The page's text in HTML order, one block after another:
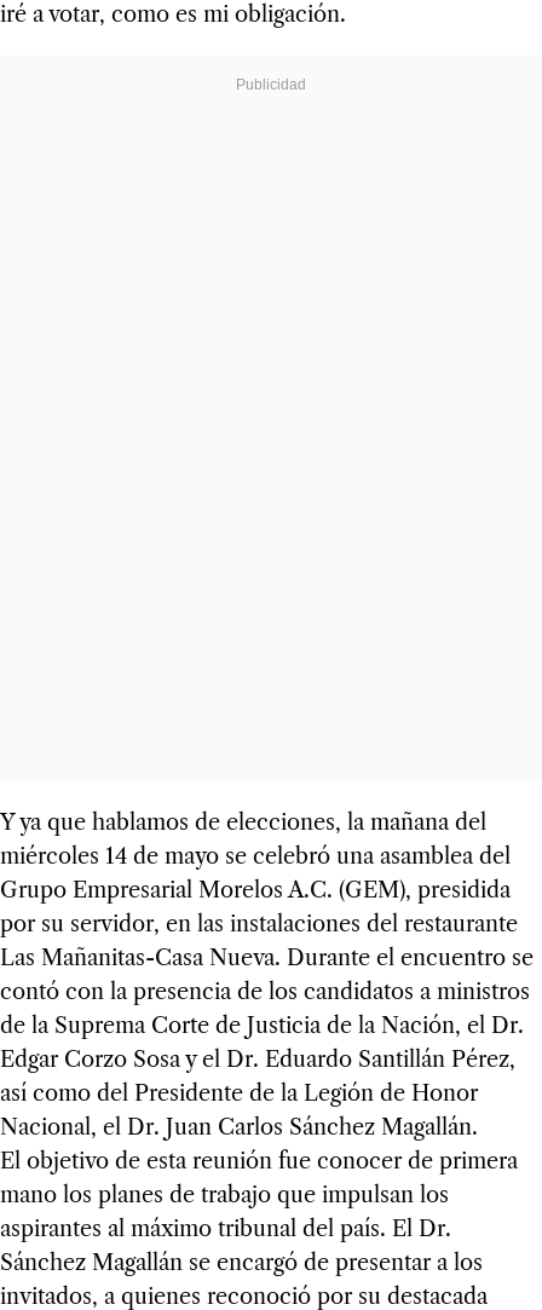
iré a votar, como es mi obligación.
Y ya que hablamos de elecciones, la mañana del
miércoles 14 de mayo se celebró una asamblea del
Grupo Empresarial Morelos A.C. (GEM), presidida
por su servidor, en las instalaciones del restaurante
Las Mañanitas-Casa Nueva. Durante el encuentro se
contó con la presencia de los candidatos a ministros
de la Suprema Corte de Justicia de la Nación, el Dr.
Edgar Corzo Sosa y el Dr. Eduardo Santillán Pérez,
así como del Presidente de la Legión de Honor
Nacional, el Dr. Juan Carlos Sánchez Magallán.
El objetivo de esta reunión fue conocer de primera
mano los planes de trabajo que impulsan los
aspirantes al máximo tribunal del país. El Dr.
Sánchez Magallán se encargó de presentar a los
invitados, a quienes reconoció por su destacada